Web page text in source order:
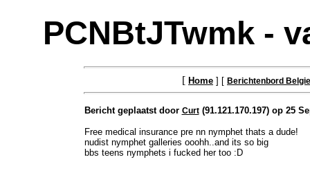
PCNBtJTwmk -
[ Home ] [ Berichtenbord Belgie
Bericht geplaatst door Curt(91.121.170.197) op 25
Free medical insurance pre nn nymphet thats a dude!
nudist nymphet galleries ooohh..and its so big
bbs teens nymphets i fucked her too :D